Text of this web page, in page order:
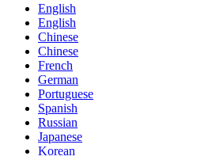
English
English
Chinese
Chinese
French
German
Portuguese
Spanish
Russian
Japanese
Korean